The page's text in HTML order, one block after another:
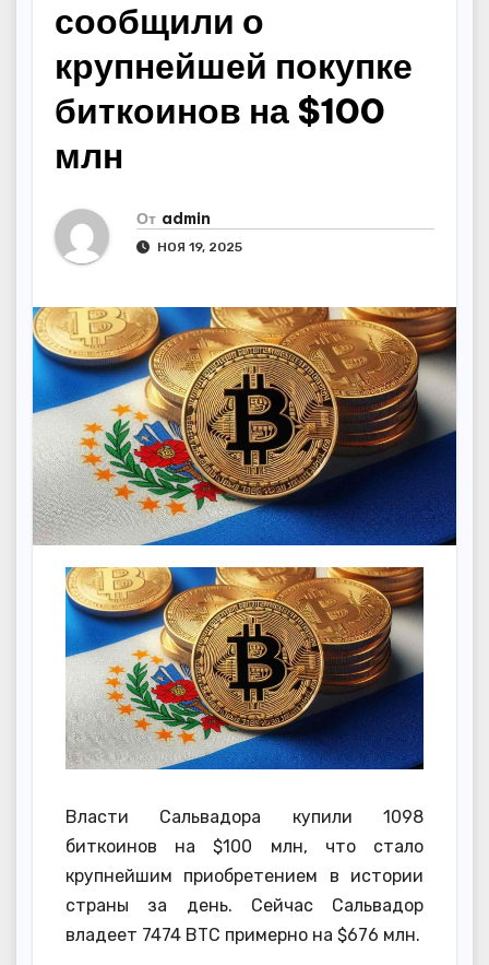
сообщили о
крупнейшей покупке
биткоинов на $100
млн
От admin
НОЯ 19, 2025
Власти Сальвадора купили 1098
биткоинов на $100 млн, что стало
крупнейшим приобретением в истории
страны за день. Сейчас Сальвадор
владеет 7474 BTC примерно на $676 млн.